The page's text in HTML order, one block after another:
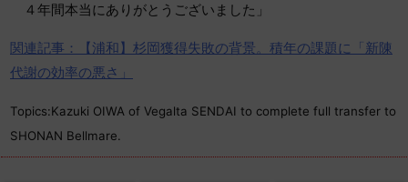
４年間本当にありがとうございました」
関連記事：【浦和】杉岡獲得失敗の背景。積年の課題に「新陳
代謝の効率の悪さ」
Topics:Kazuki OIWA of Vegalta SENDAI to complete full transfer to
SHONAN Bellmare.